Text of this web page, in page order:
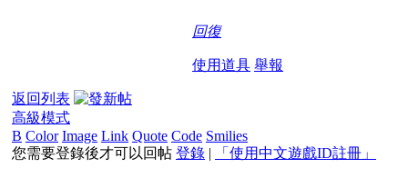
回復
使用道具 舉報
返回列表
高級模式
B Color Image Link Quote Code Smilies
您需要登錄後才可以回帖 登錄 | 「使用中文遊戲ID註冊」